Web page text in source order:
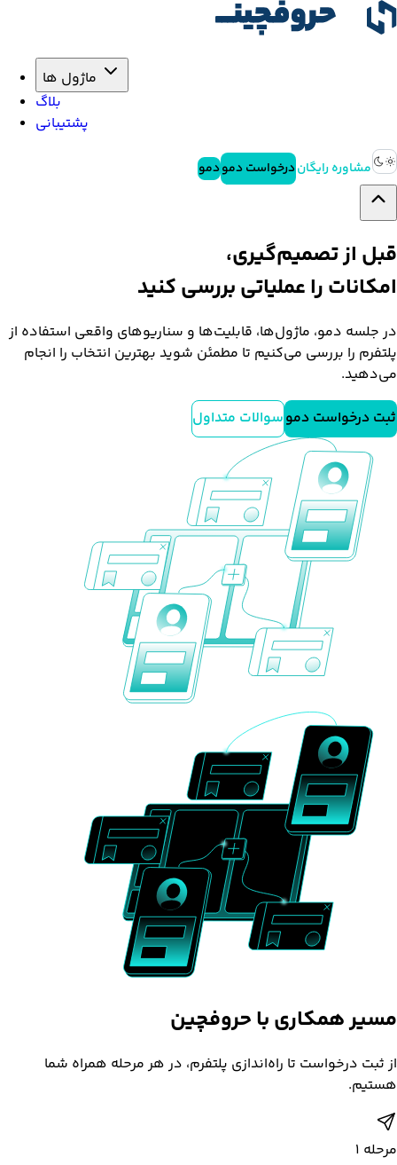
ماژول ها
بلاگ
پشتیبانی
مشاوره رایگاندرخواست دمودمو
قبل از تصمیم‌گیری،
امکانات راعملیاتیبررسی کنید
در جلسه دمو، ماژول‌ها، قابلیت‌ها و سناریوهای واقعی استفاده از
پلتفرم را بررسی می‌کنیم تا مطمئن شوید بهترین انتخاب را انجام
می‌دهید.
ثبت درخواست دموسوالات متداول
مسیر همکاری باحروفچین
از ثبت درخواست تا راه‌اندازی پلتفرم، در هر مرحله همراه شما
هستیم.
مرحله 1